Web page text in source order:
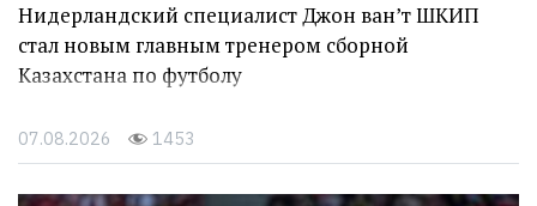
Нидерландский специалист Джон ван’т ШКИП
стал новым главным тренером сборной
Казахстана по футболу
07.08.2026 1453